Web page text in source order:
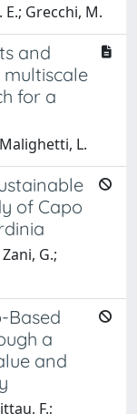
E.; Grecchi, M.
and
for a
L.
of Capo
G.;
Based
a
and
F.;